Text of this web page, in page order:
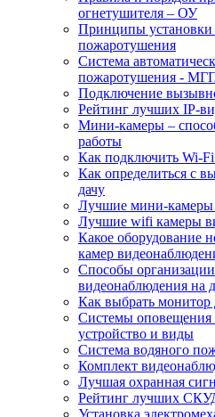
огнетушителя – ОУ
Принципы установки
пожаротушения
Система
пожаротушения -
Подключение
Рейтинг лучших IP-
Мини-камеры –
работы
Как подключить Wi-
Как определиться с
дачу
Лучшие мини-камеры
Лучшие wifi камеры
Какое оборудование
камер
Способы
видеонаблюдения на
Как выбрать монитор
Системы оповещения
устройство и виды
Система водяного
Комплект
Лучшая охранная
Рейтинг лучших
Установка